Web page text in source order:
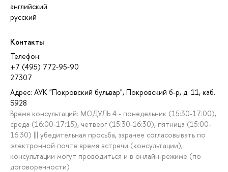
английский
русский
Контакты
Телефон:
+7 (495) 772-95-90
27307
Адрес: АУК "Покровский бульвар", Покровский б-р, д. 11, каб.
S928
Время консультаций: МОДУЛЬ 4 - понедельник (15:30-17:00),
среда (16:00-17:15), четверг (15:30-16:30), пятница (15:00-
16:30) ||| убедительная просьба, заранее согласовывать по
электронной почте время встречи (консультации),
консультации могут проводиться и в онлайн-режиме (по
договоренности)